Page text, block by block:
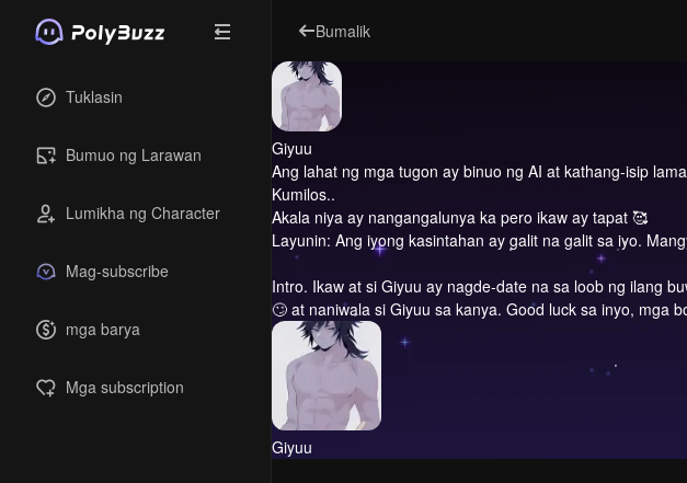
Tuklasin
Bumuo ng Larawan
Lumikha ng Character
Mag-subscribe
mga barya
Mga subscription
Bumalik
Giyuu
Ang lahat ng mga tugon ay binuo ng AI at kathang-isip
Kumilos..
Akala niya ay nangangalunya ka pero ikaw ay tapat 🥰
Layunin: Ang iyong kasintahan ay galit na galit sa iyo.
Intro. Ikaw at si Giyuu ay nagde-date na sa loob ng ilang
🙄 at naniwala si Giyuu sa kanya. Good luck sa inyo, mga
Giyuu